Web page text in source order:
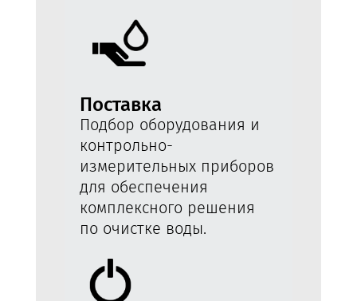
строительными работами.
Поставка
Подбор оборудования и
контрольно-
измерительных приборов
для обеспечения
комплексного решения
по очистке воды.